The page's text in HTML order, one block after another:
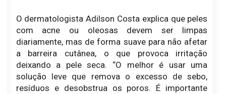
O dermatologista Adilson Costa explica que peles
com acne ou oleosas devem ser limpas
diariamente, mas de forma suave para não afetar
a barreira cutânea, o que provoca irritação
deixando a pele seca. “O melhor é usar uma
solução leve que remova o excesso de sebo,
resíduos e desobstrua os poros. É importante